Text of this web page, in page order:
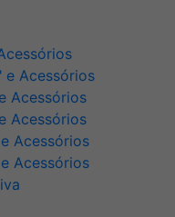
e Acessórios
Acessórios
Acessórios
Acessórios
Acessórios